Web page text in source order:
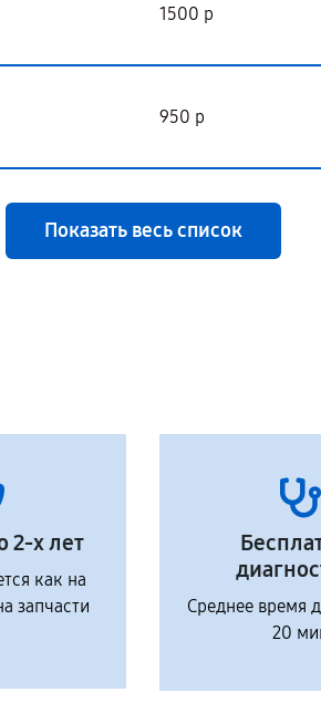
1500 р
950 р
Показать весь список
2-х лет
как на
запчасти
Среднее время
20